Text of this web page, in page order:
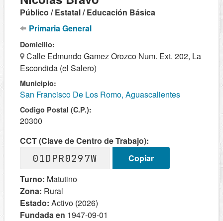
Público / Estatal / Educación Básica
Primaria General
Domicilio:
Calle Edmundo Gamez Orozco Num. Ext. 202, La
Escondida (el Salero)
Municipio:
San Francisco De Los Romo, Aguascalientes
Codigo Postal (C.P.):
20300
CCT (Clave de Centro de Trabajo):
01DPR0297W
Copiar
Turno: Matutino
Zona: Rural
Estado: Activo (2026)
Fundada en 1947-09-01